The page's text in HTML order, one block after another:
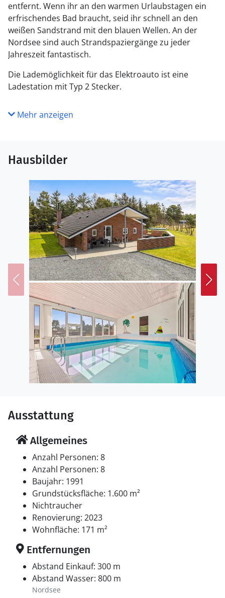
entfernt. Wenn ihr an den warmen Urlaubstagen ein
erfrischendes Bad braucht, seid ihr schnell an den
weißen Sandstrand mit den blauen Wellen. An der
Nordsee sind auch Strandspaziergänge zu jeder
Jahreszeit fantastisch.
Die Lademöglichkeit für das Elektroauto ist eine
Ladestation mit Typ 2 Stecker.
Mehr anzeigen
Hausbilder
Ausstattung
Allgemeines
Anzahl Personen: 8
Anzahl Personen: 8
Baujahr: 1991
Grundstücksfläche: 1.600 m²
Nichtraucher
Renovierung: 2023
Wohnfläche: 171 m²
Entfernungen
Abstand Einkauf: 300 m
Abstand Wasser: 800 m
Nordsee